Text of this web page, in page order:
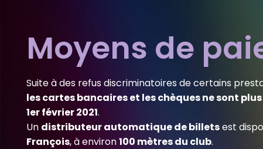
Moyens de
Suite à des refus discriminatoires de certains
les cartes bancaires et les chèques ne sont
1er février 2021.
Un distributeur automatique de billetsest
François, à environ100 mètres du club.